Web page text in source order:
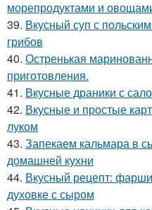
морепродуктами и
39. Вкусный суп с
грибов
40. Остренькая
приготовления.
41. Вкусные драники с
42. Вкусные и простые
луком
43. Запекаем кальмара в
домашней кухни
44. Вкусный рецепт:
духовке с сыром